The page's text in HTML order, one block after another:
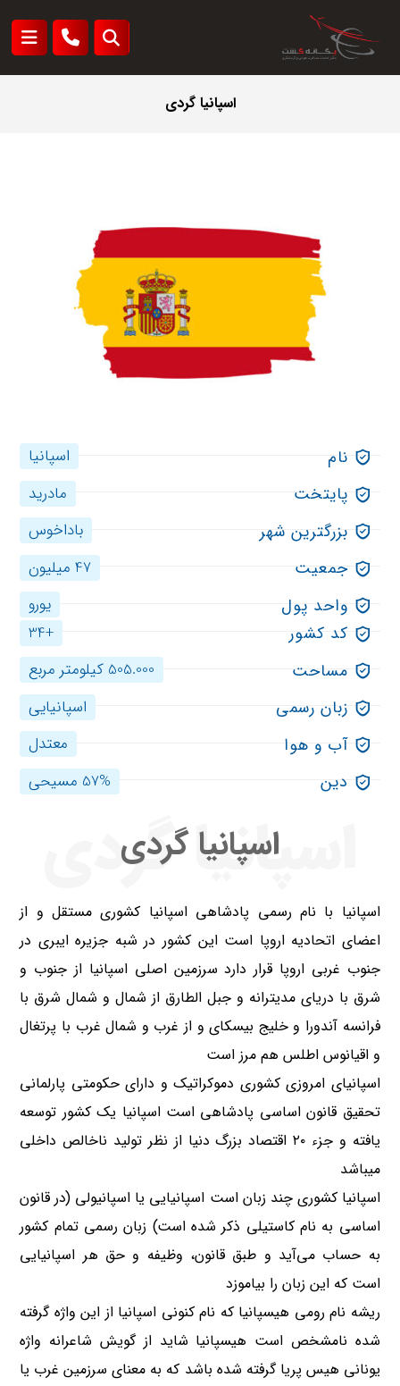
اسپانیا گردی
نام اسپانیا
پایتخت مادرید
بزرگترین شهر باداخوس
جمعیت 47 میلیون
واحد پول یورو
کد کشور +34
مساحت 505.000 کیلومتر مربع
زبان رسمی اسپانیایی
آب و هوا معتدل
دین 57% مسیحی
اسپانیا گردی
اسپانیا گردی
اسپانیا با نام رسمی پادشاهی اسپانیا کشوری مستقل و از
اعضای اتحادیه اروپا است این کشور در شبه جزیره ایبری در
جنوب غربی اروپا قرار دارد سرزمین اصلی اسپانیا از جنوب و
شرق با دریای مدیترانه و جبل الطارق از شمال و شمال شرق با
فرانسه آندورا و خلیج بیسکای و از غرب و شمال غرب با پرتغال
و اقیانوس اطلس هم مرز است
اسپانیای امروزی کشوری دموکراتیک و دارای حکومتی پارلمانی
تحقیق قانون اساسی پادشاهی است اسپانیا یک کشور توسعه
یافته و جزء ۲۰ اقتصاد بزرگ دنیا از نظر تولید ناخالص داخلی
میباشد
اسپانیا کشوری چند زبان است اسپانیایی یا اسپانیولی (در قانون
اساسی به نام کاستیلی ذکر شده است) زبان رسمی تمام کشور
به حساب می‌آید و طبق قانون، وظیفه و حق هر اسپانیایی
است که این زبان را بیاموزد
ریشه نام رومی هیسپانیا که نام کنونی اسپانیا از این واژه گرفته
شده نامشخص است هیسپانیا شاید از گویش شاعرانه واژه
یونانی هیس پریا گرفته شده باشد که به معنای سرزمین غرب یا